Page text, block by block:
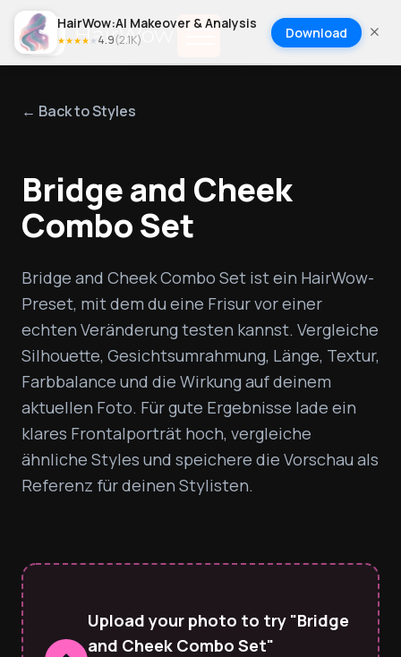
HairWow:AI Makeover & Analysis
★★★★ ★4.9(2.1K) Download
← Back to Styles
Bridge and Cheek
Combo Set
Bridge and Cheek Combo Set ist ein HairWow-
Preset, mit dem du eine Frisur vor einer
echten Veränderung testen kannst. Vergleiche
Silhouette, Gesichtsumrahmung, Länge, Textur,
Farbbalance und die Wirkung auf deinem
aktuellen Foto. Für gute Ergebnisse lade ein
klares Frontalporträt hoch, vergleiche
ähnliche Styles und speichere die Vorschau als
Referenz für deinen Stylisten.
Upload your photo to try "Bridge
and Cheek Combo Set"